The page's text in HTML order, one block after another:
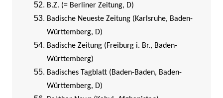
B.Z. (= Berliner Zeitung, D)
Badische Neueste Zeitung (Karlsruhe, Baden-
Württemberg, D)
Badische Zeitung (Freiburg i. Br., Baden-
Württemberg)
Badisches Tagblatt (Baden-Baden, Baden-
Württemberg, D)